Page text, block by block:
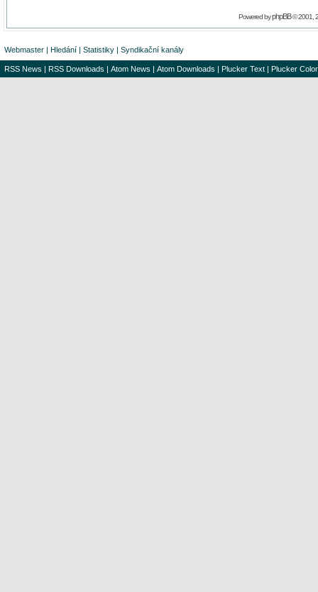
Powered byphpBB© 2001,
Webmaster | Hledání | Statistiky | Syndikační kanály
RSS News | RSS Downloads | Atom News | Atom Downloads | Plucker Text | Plucker Color